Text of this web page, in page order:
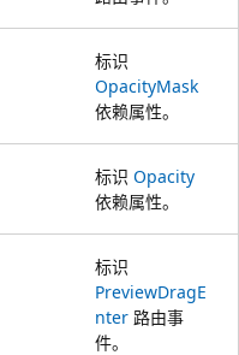
标识
OpacityMask
依赖属性。
标识 Opacity
依赖属性。
标识
PreviewDragE
nter 路由事
件。